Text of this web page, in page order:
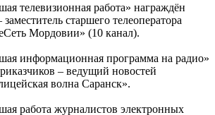
телевизионная работа» награждён
старшего телеоператора
Мордовии» (10 канал).
информационная программа на радио»
– ведущий новостей
волна Саранск».
работа журналистов электронных